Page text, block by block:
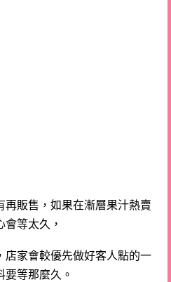
販售，如果在漸層果汁熱賣
等太久，
店家會較優先做好客人點的一
等那麼久。